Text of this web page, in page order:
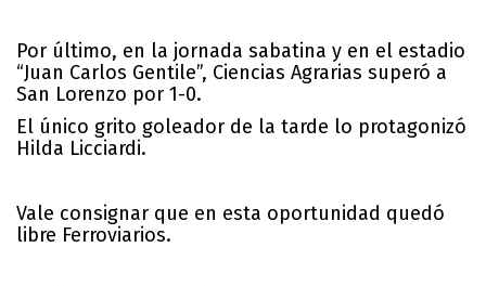
Por último, en la jornada sabatina y en el estadio
“Juan Carlos Gentile”, Ciencias Agrarias superó a
San Lorenzo por 1-0.
El único grito goleador de la tarde lo protagonizó
Hilda Licciardi.
Vale consignar que en esta oportunidad quedó
libre Ferroviarios.